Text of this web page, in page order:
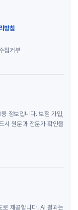
방침
집거부
정보입니다. 보험 가입,
시 원문과 전문가 확인을
로 제공합니다. AI 결과는